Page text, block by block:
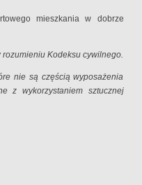
mieszkania w dobrze
rozumieniu Kodeksu cywilnego.
nie są częścią wyposażenia
z wykorzystaniem sztucznej